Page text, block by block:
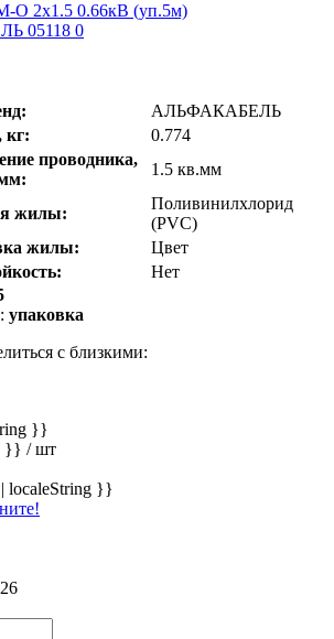
АЛЬФАКАБЕЛЬ
кг:
0.774
проводника,
1.5 кв.мм
жилы:
Поливинилхлорид
(PVC)
жилы:
Цвет
Нет
упаковка
с близкими:
}}
}} / шт
localeString }}